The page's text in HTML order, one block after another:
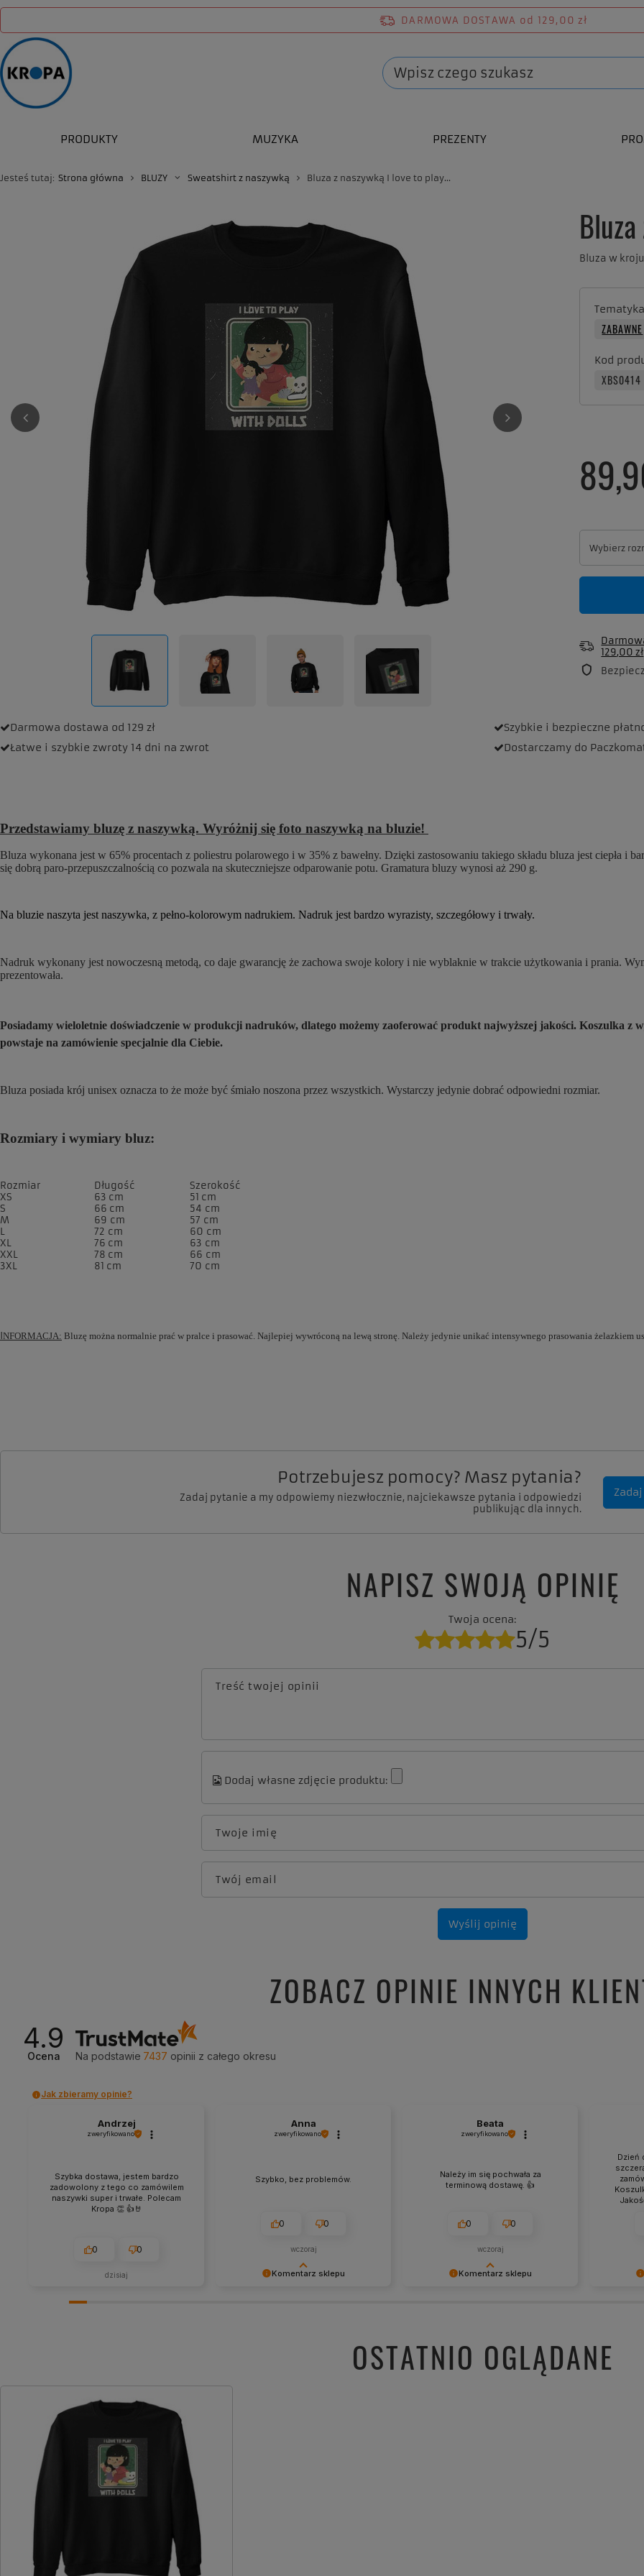
DARMOWA DOSTAWA od 129,00 zł
PRODUKTY MUZYKA PREZENTY
Jesteś tutaj: Strona główna BLUZY Sweatshirt z naszywką Bluza z naszywką I love to play...
Bluza w
Tematyka
ZABAWNE
Kod
XBS0414
Wybierz
Wybierz
129,00 zł
Darmowa dostawa od 129 zł Szybkie i bezpieczne
Łatwe i szybkie zwroty 14 dni na zwrot Dostarczamy do
Przedstawiamy bluzę z naszywką. Wyróżnij się foto naszywką na bluzie!
Bluza wykonana jest w 65% procentach z poliestru polarowego i w 35% z bawełny. Dzięki zastosowaniu takiego składu bluza jest ciepła i
się dobrą paro-przepuszczalnością co pozwala na skuteczniejsze odparowanie potu. Gramatura bluzy wynosi aż 290 g.
Na bluzie naszyta jest naszywka, z pełno-kolorowym nadrukiem. Nadruk jest bardzo wyrazisty, szczegółowy i trwały.
Nadruk wykonany jest nowoczesną metodą, co daje gwarancję że zachowa swoje kolory i nie wyblaknie w trakcie użytkowania i prania.
prezentowała.
Posiadamy wieloletnie doświadczenie w produkcji nadruków, dlatego możemy zaoferować produkt najwyższej jakości. Koszulka
powstaje na zamówienie specjalnie dla Ciebie.
Bluza posiada krój unisex oznacza to że może być śmiało noszona przez wszystkich. Wystarczy jedynie dobrać odpowiedni rozmiar.
Rozmiary i wymiary bluz:
Rozmiar Długość
Szerokość
XS
63 cm
51 cm
S
66 cm
54 cm
M
69 cm
57 cm
L
72 cm
60 cm
XL
76 cm
63 cm
XXL
78 cm
66 cm
3XL
81 cm 70 cm
INFORMACJA: Bluzę można normalnie prać w pralce i prasować. Najlepiej wywróconą na lewą stronę. Należy jedynie unikać intensywnego prasowania żelazkiem
Potrzebujesz pomocy? Masz pytania?
Zadaj pytanie a my odpowiemy niezwłocznie, najciekawsze pytania i odpowiedzi
publikując dla innych.
NAPISZ SWOJĄ OPINIĘ
Twoja ocena:
5/5
Treść twojej opinii
Dodaj własne zdjęcie produktu:
Twoje imię
Twój email
Wyślij opinię
ZOBACZ OPINIE INNYCH
4.9
Ocena Na podstawie 7437 opinii z całego okresu
Jak zbieramy opinie?
Andrzej
zweryfikowano
Szybka dostawa, jestem bardzo
zadowolony z tego co zamówilem
naszywki super i trwałe. Polecam
Kropa 👏 👍🤘
0 0
dzisiaj Komentarz sklepu
Anna
zweryfikowano
Szybko, bez problemów.
0 0
wczoraj
Komentarz sklepu
nami Twoimi doświadczeniami. Do
zobaczenia!
Beata
zweryfikowano
Należy im się pochwała za
terminową dostawę. 👍️
0 0
wczoraj
wysiłki -
mamy
Dzień
mi
OSTATNIO OGLĄDANE